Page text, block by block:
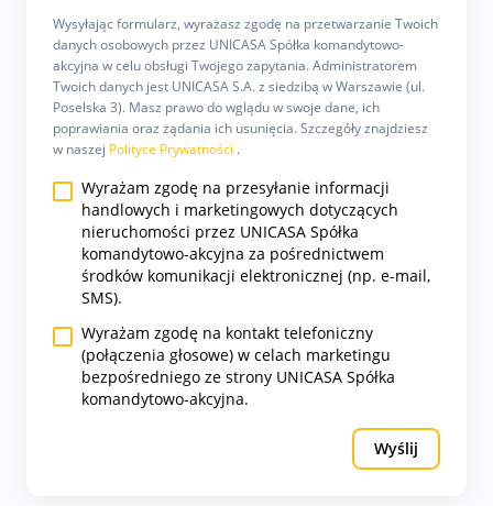
Wysyłając formularz, wyrażasz zgodę na przetwarzanie Twoich
danych osobowych przez UNICASA Spółka komandytowo-
akcyjna w celu obsługi Twojego zapytania. Administratorem
Twoich danych jest UNICASA S.A. z siedzibą w Warszawie (ul.
Poselska 3). Masz prawo do wglądu w swoje dane, ich
poprawiania oraz żądania ich usunięcia. Szczegóły znajdziesz
w naszej Polityce Prywatności .
Wyrażam zgodę na przesyłanie informacji
handlowych i marketingowych dotyczących
nieruchomości przez UNICASA Spółka
komandytowo-akcyjna za pośrednictwem
środków komunikacji elektronicznej (np. e-mail,
SMS).
Wyrażam zgodę na kontakt telefoniczny
(połączenia głosowe) w celach marketingu
bezpośredniego ze strony UNICASA Spółka
komandytowo-akcyjna.
Wyślij